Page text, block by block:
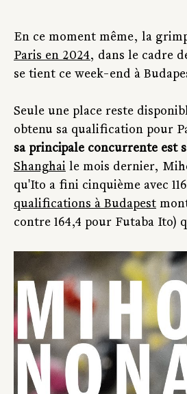
En ce moment même, la
Paris en 2024, dans le cadre
se tient ce week-end à
Seule une place reste
obtenu sa qualification pour
sa principale concurrente est
Shanghai le mois dernier,
qu'Ito a fini cinquième avec
qualifications à Budapest
contre 164,4 pour Futaba Ito)